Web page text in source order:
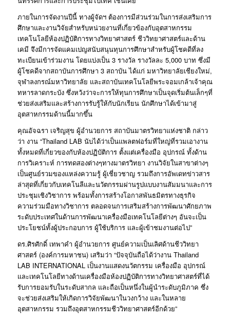
ภายในการจัดงานปีนี้ ทางผู้จัดฯ ต้องการมีส่วนร่วมในการส่งเสริมการ
ศึกษาและงานวิจัยสำหรับหน่วยงานที่เกี่ยวข้องกับอุตสาหกรรม
เทคโนโลยีห้องปฏิบัติการทางวิทยาศาสตร์ ชีววิทยาศาสตร์และด้าน
เคมี จึงมีการจัดแคมเปญสนับสนุนทุนการศึกษาสำหรับผู้โชคดีที่ลง
ทะเบียนเข้าร่วมงาน โดยแบ่งเป็น 3 รางวัล รางวัลละ 5,000 บาท ซึ่งมี
ผู้โชคดีจากสถาบันการศึกษา 3 สถาบัน ได้แก่ มหาวิทยาลัยเชียงใหม่,
จุฬาลงกรณ์มหาวิทยาลัย และสถาบันเทคโนโลยีพระจอมเกล้าเจ้าคุณ
ทหารลาดกระบัง ซึ่งหวังว่าจะการให้ทุนการศึกษาเป็นจุดเริ่มต้นเล็กๆที่
ช่วยส่งเสริมและสร้างการรับรู้ให้กับนักเรียน นักศึกษาได้เข้ามาสู่
อุตสาหกรรมด้านนี้มากขึ้น
คุณอัจฉรา เจริญสุข ผู้อำนวยการ สถาบันมาตรวิทยาแห่งชาติกล่าว
ว่า งาน “Thailand LAB นับได้ว่าเป็นแพลตฟอร์มที่ใหญ่ที่รวมเอางาน
ทั้งหมดที่เกี่ยวของกับห้องปฏิบัติการ ตั้งแต่เครื่องมือ อุปกรณ์ ทั้งด้าน
การวิเคราะห์ การทดสองต่างๆทางมาตรวิทยา งานวิจัยในสาขาต่างๆ
เป็นศูนย์รวมของแหล่งความรู้ ผู้เชี่ยวชาญ รวมถึงการอัพเดทข่าวสาร
ล่าสุดที่เกี่ยวกับเทคโนลีและนวัตกรรมผ่านรูปแบบงานสัมมนาและการ
ประชุมเชิงวิชาการ พร้อมทั้งการสร้างโอกาสพันธมิตรทางธุรกิจ
ความร่วมมือทางวิชาการ ตลอดจนการเสริมสร้างการพัฒนาศักยภาพ
ระดับประเทศในด้านการพัฒนาเครื่องมือเทคโนโลยีต่างๆ อันจะเป็น
ประโยชน์ทั้งผู้ประกอบการ ผู้ใช้บริการ และผู้เข้าชมงานต่อไป”
ดร.ศิรศักดิ์ เทพาคำ ผู้อำนวยการ ศูนย์ความเป็นเลิศด้านชีววิทยา
ศาสตร์ (องค์การมหาชน)เสริมว่า “ปัจจุบันถือได้ว่างาน Thailand
LAB INTERNATIONAL เป็นงานแสดงนวัตกรรม เครื่องมือ อุปกรณ์
และเทคโนโลยีทางด้านเครื่องมือห้องปฏิบัติการทางวิทยาศาสตร์ที่ได้
รับการยอมรับในระดับสากล และถือเป็นหนึ่งในผู้นำระดับภูมิภาค ซึ่ง
จะช่วยส่งเสริมให้เกิดการวิจัยพัฒนาในวงกว้าง และในหลาย
อุตสาหกรรม รวมถึงอุตสาหกรรมชีววิทยาศาสตร์อีกด้วย”